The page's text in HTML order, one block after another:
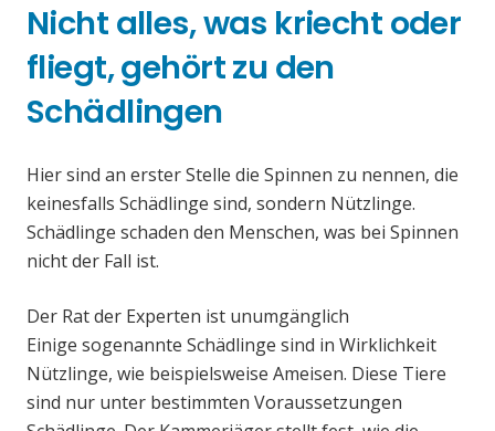
Nicht alles, was kriecht oder
fliegt, gehört zu den
Schädlingen
Hier sind an erster Stelle die Spinnen zu nennen, die
keinesfalls Schädlinge sind, sondern Nützlinge.
Schädlinge schaden den Menschen, was bei Spinnen
nicht der Fall ist.
Der Rat der Experten ist unumgänglich
Einige sogenannte Schädlinge sind in Wirklichkeit
Nützlinge, wie beispielsweise Ameisen. Diese Tiere
sind nur unter bestimmten Voraussetzungen